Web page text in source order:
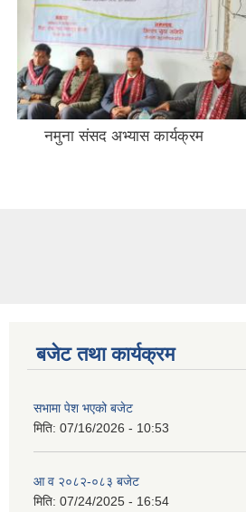
नमुना संसद अभ्यास कार्यक्रम
बजेट तथा कार्यक्रम
सभामा पेश भएको बजेट
मिति: 07/16/2026 - 10:53
आ व २०८२-०८३ बजेट
मिति: 07/24/2025 - 16:54